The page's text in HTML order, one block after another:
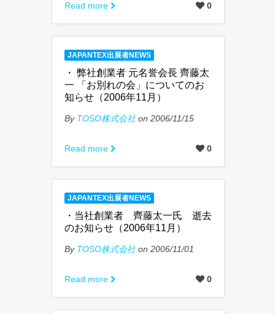
Read more 0
JAPANTEX出展者NEWS
・ 弊社創業者 元名誉会長 齊藤太
一 「お別れの会」についてのお
知らせ（2006年11月）
By TOSO株式会社on 2006/11/15
Read more 0
JAPANTEX出展者NEWS
・当社創業者 齊藤太一氏 逝去
のお知らせ（2006年11月）
By TOSO株式会社on 2006/11/01
Read more 0